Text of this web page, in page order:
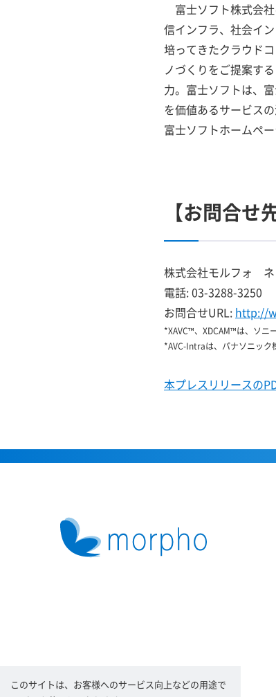
このサイトは、お客様へのサービス向上などの用途で
富士ソフト株式会
信インフラ、社会イ
培ってきたクラウド
ノづくりをご提案す
力。富士ソフトは、
を価値あるサービス
富士ソフトホームペー
【お問合せ
株式会社モルフォ
電話: 03-3288-3250
お問合せURL: http://
*XAVC™、XDCAM™は、ソニ
*AVC-Intraは、パナソニック
本プレスリリースの